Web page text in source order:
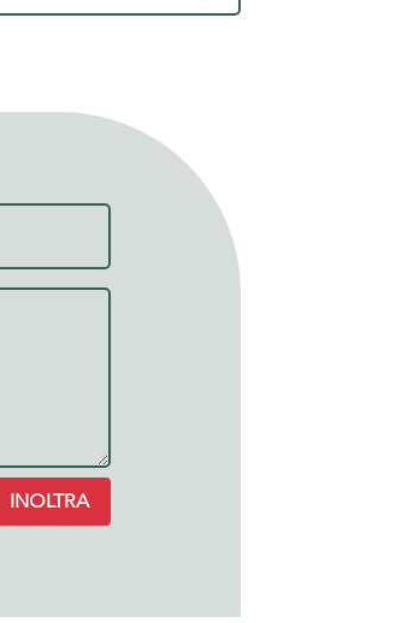
INOLTRA